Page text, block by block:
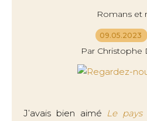
Romans et
09.05.2023
Par Christophe
J’avais bien aimé Le pays